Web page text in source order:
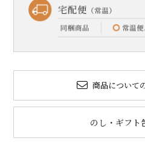
商品について
のし・ギフト